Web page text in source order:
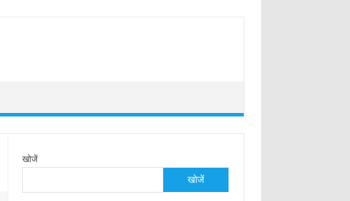
खोजें
खोजें